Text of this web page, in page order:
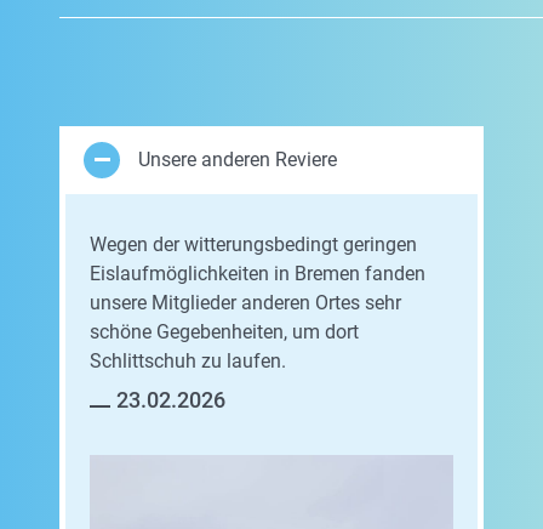
Unsere anderen Reviere
Wegen der witterungsbedingt geringen
Eislaufmöglichkeiten in Bremen fanden
unsere Mitglieder anderen Ortes sehr
schöne Gegebenheiten, um dort
Schlittschuh zu laufen.
23.02.2026